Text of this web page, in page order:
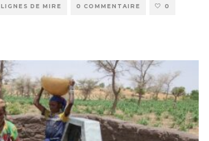
LIGNES DE MIRE 0 COMMENTAIRE 0